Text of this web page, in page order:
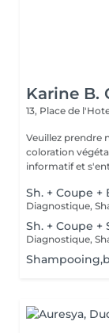
Karine B.
13, Place de
Veuillez prendre
coloration végétale marcapar
informatif et
Sh. + Coupe
Diagnostique,
Sh. + Coupe +